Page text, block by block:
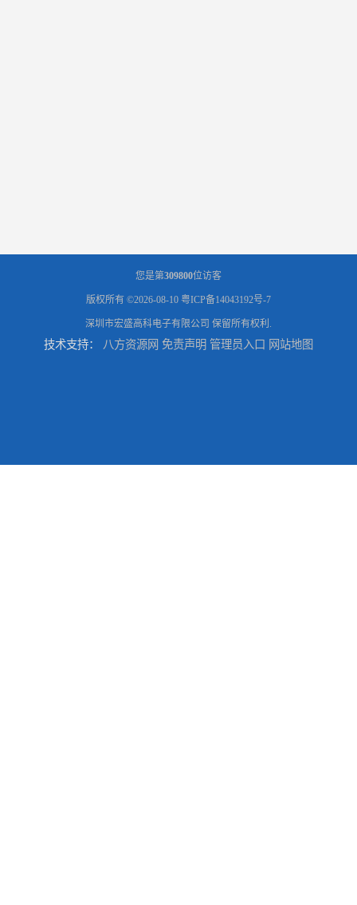
您是第309800位访客
版权所有 ©2026-08-10 粤ICP备14043192号-7
深圳市宏盛高科电子有限公司 保留所有权利.
技术支持： 八方资源网 免责声明 管理员入口 网站地图